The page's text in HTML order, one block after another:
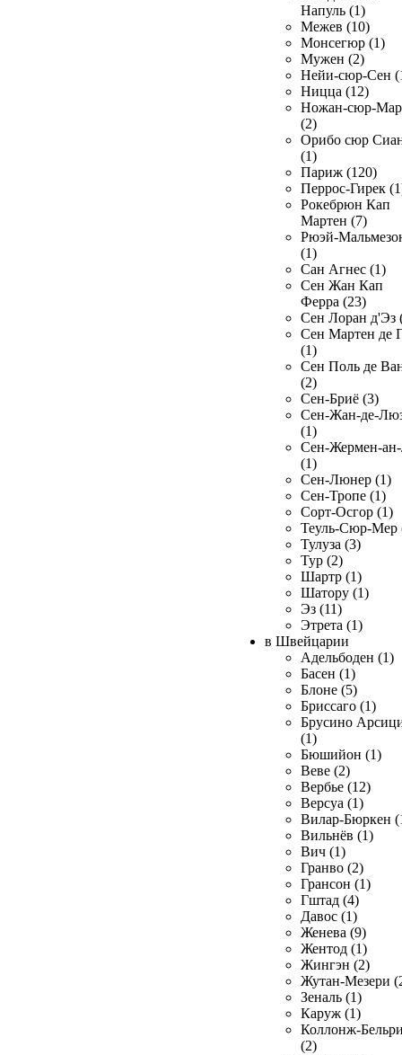
Напуль (1)
Межев (10)
Монсегюр (1)
Мужен (2)
Нейи-сюр-Сен
Ницца (12)
Ножан-сюр-
(2)
Орибо сюр
(1)
Париж (120)
Перрос-Гирек
Рокебрюн Кап
Мартен (7)
Рюэй-
(1)
Сан Агнес (1)
Сен Жан Кап
Ферра (23)
Сен Лоран д'Эз
Сен Мартен де
(1)
Сен Поль де
(2)
Сен-Бриё (3)
Сен-Жан-де-
(1)
Сен-Жермен-
(1)
Сен-Люнер (1)
Сен-Тропе (1)
Сорт-Осгор (1)
Теуль-Сюр-Мер
Тулуза (3)
Тур (2)
Шартр (1)
Шатору (1)
Эз (11)
Этрета (1)
в Швейцарии
Адельбоден (1)
Басен (1)
Блоне (5)
Бриссаго (1)
Брусино
(1)
Бюшийон (1)
Веве (2)
Вербье (12)
Версуа (1)
Вилар-Бюркен
Вильнёв (1)
Вич (1)
Гранво (2)
Грансон (1)
Гштад (4)
Давос (1)
Женева (9)
Жентод (1)
Жингэн (2)
Жутан-Мезери
Зеналь (1)
Каруж (1)
Коллонж-
(2)